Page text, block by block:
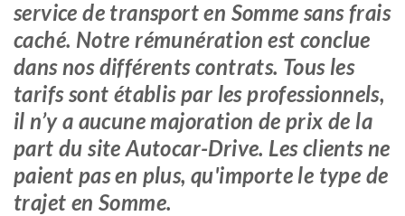
service de transport en Somme sans frais
caché. Notre rémunération est conclue
dans nos différents contrats. Tous les
tarifs sont établis par les professionnels,
il n’y a aucune majoration de prix de la
part du site Autocar-Drive. Les clients ne
paient pas en plus, qu'importe le type de
trajet en Somme.